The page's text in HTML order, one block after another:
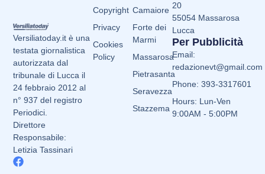
Versiliatoday.it è una
testata giornalistica
autorizzata dal
tribunale di Lucca il
24 febbraio 2012 al
n° 937 del registro
Periodici.
Direttore
Responsabile:
Letizia Tassinari
Camaiore
Forte dei
Marmi
Massarosa
Pietrasanta
Seravezza
Stazzema
Copyright
Privacy
Cookies
Policy
20
55054 Massarosa
Lucca
Per Pubblicità
Email:
redazionevt@gmail.com
Phone: 393-3317601
Hours: Lun-Ven
9:00AM - 5:00PM